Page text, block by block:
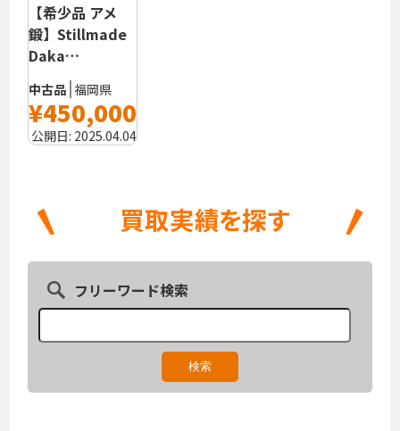
【希少品 アメ
鍛】Stillmade
Daka…
中古品 福岡県
¥450,000
公開日: 2025.04.04
フリーワード検索